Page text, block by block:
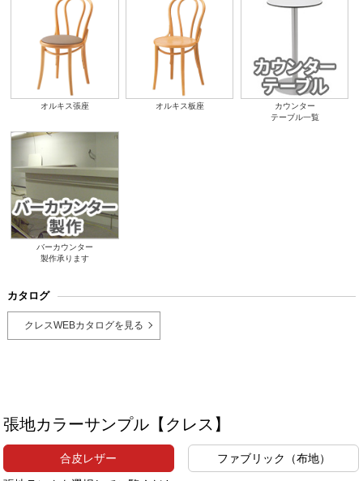
オルキス張座 オルキス板座
カウンター
テーブル一覧
バーカウンター
製作承ります
カタログ
クレスWEBカタログを見る